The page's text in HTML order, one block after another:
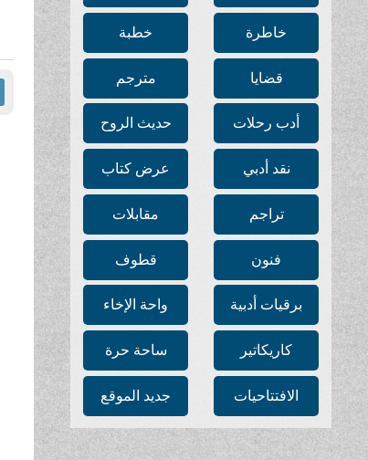
خاطرة خطبة
قضايا مترجم
أدب رحلات حديث الروح
نقد أدبي عرض كتاب
تراجم مقابلات
فنون قطوف
برقيات أدبية واحة الإخاء
كاريكاتير ساحة حرة
الافتتاحيات جديد الموقع